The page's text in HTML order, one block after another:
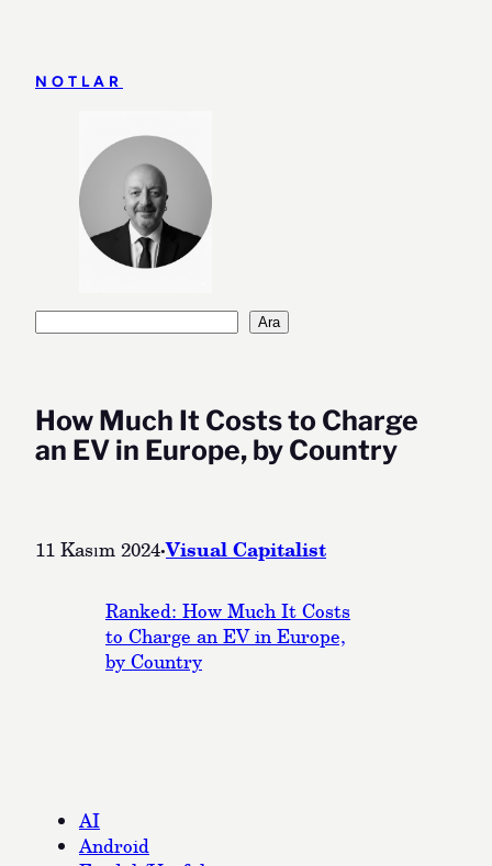
NOTLAR
Ara
How Much It Costs to Charge
an EV in Europe, by Country
11 Kasım 2024·Visual Capitalist
Ranked: How Much It Costs
to Charge an EV in Europe,
by Country
AI
Android